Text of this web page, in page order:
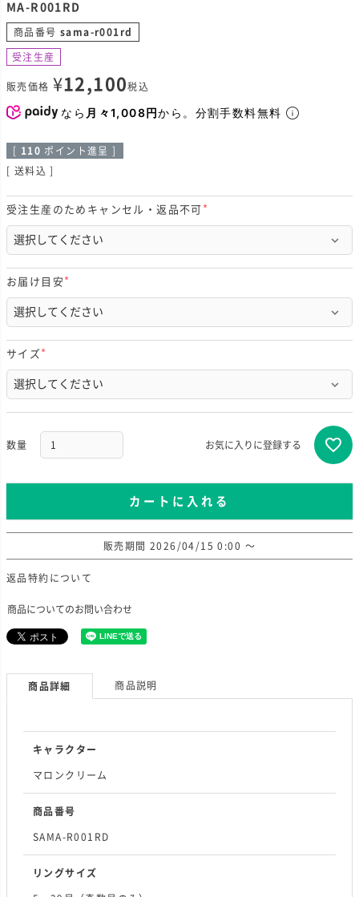
MA-R001RD
商品番号 sama-r001rd
受注生産
販売価格 ¥12,100税込
なら 月々1,008円から。分割手数料無料
110 ポイント進呈 ]
送料込
受注生産のためキャンセル・返品不可
)
お届け目安
必
須
)
サイズ
須
)
お気に入りに登録する
カートに入れる
販売期間 2026/04/15 0:00 〜
返品特約について
商品についてのお問い合わせ
商品詳細 商品説明
キャラクター
マロンクリーム
商品番号
SAMA-R001RD
リングサイズ